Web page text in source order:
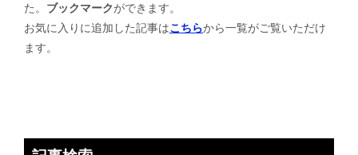
た。 ブックマークができます。
お気に入りに追加した記事はこちらから一覧がご覧いただけ
ます。